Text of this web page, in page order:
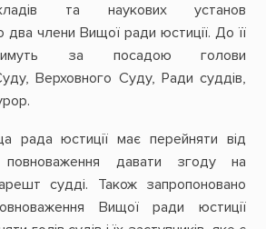
та наукових установ
два члени Вищої ради юстиції. До її
за посадою голови
Верховного Суду, Ради суддів,
рада юстиції має перейняти від
давати згоду на
судді. Також запропоновано
Вищої ради юстиції